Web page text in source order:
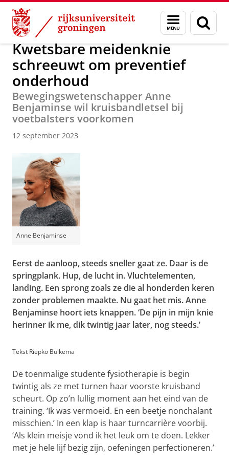
Skip
Content
Skip
Navigation
Menu
en
zoeken
Over ons Actueel Nieuws Nieuwsberichten
Kwetsbare meidenknie
schreeuwt om preventief
onderhoud
Bewegingswetenschapper Anne
Benjaminse wil kruisbandletsel bij
voetbalsters voorkomen
12 september 2023
Anne Benjaminse
Eerst de aanloop, steeds sneller gaat ze. Daar is de
springplank. Hup, de lucht in. Vluchtelementen,
landing. Een sprong zoals ze die al honderden keren
zonder problemen maakte. Nu gaat het mis. Anne
Benjaminse hoort iets knappen. ‘De pijn in mijn knie
herinner ik me, dik twintig jaar later, nog steeds.’
Tekst Riepko Buikema
De toenmalige studente fysiotherapie is begin
twintig als ze met turnen haar voorste kruisband
scheurt. Op zo’n lullig moment aan het eind van de
training. ‘Ik was vermoeid. En een beetje nonchalant
misschien.’ In een klap is haar turncarrière voorbij.
‘Als klein meisje vond ik het leuk om te doen. Lekker
met je hele lijf bezig zijn, oefeningen perfectioneren.’